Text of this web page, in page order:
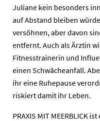
Juliane kein besonders
auf Abstand bleiben
versöhnen, aber davon
entfernt. Auch als Ärztin
Fitnesstrainerin und
einen Schwächeanfall.
ihr eine Ruhepause
riskiert damit ihr Leben.
PRAXIS MIT MEERBLICK